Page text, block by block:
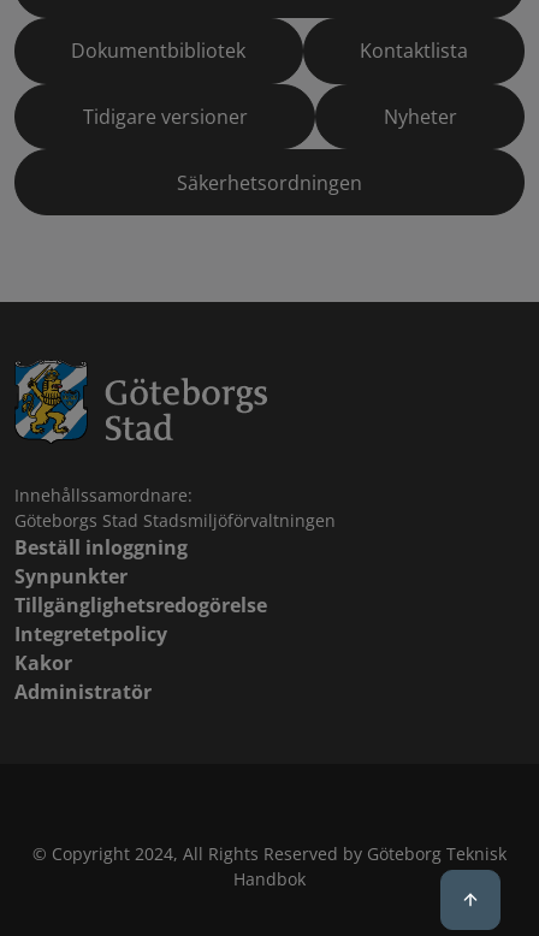
Dokumentbibliotek Kontaktlista
Tidigare versioner Nyheter
Säkerhetsordningen
Innehållssamordnare:
Göteborgs Stad Stadsmiljöförvaltningen
Beställ inloggning
Synpunkter
Tillgänglighetsredogörelse
Integretetpolicy
Kakor
Administratör
© Copyright 2024, All Rights Reserved by Göteborg Teknisk
Handbok
Back to